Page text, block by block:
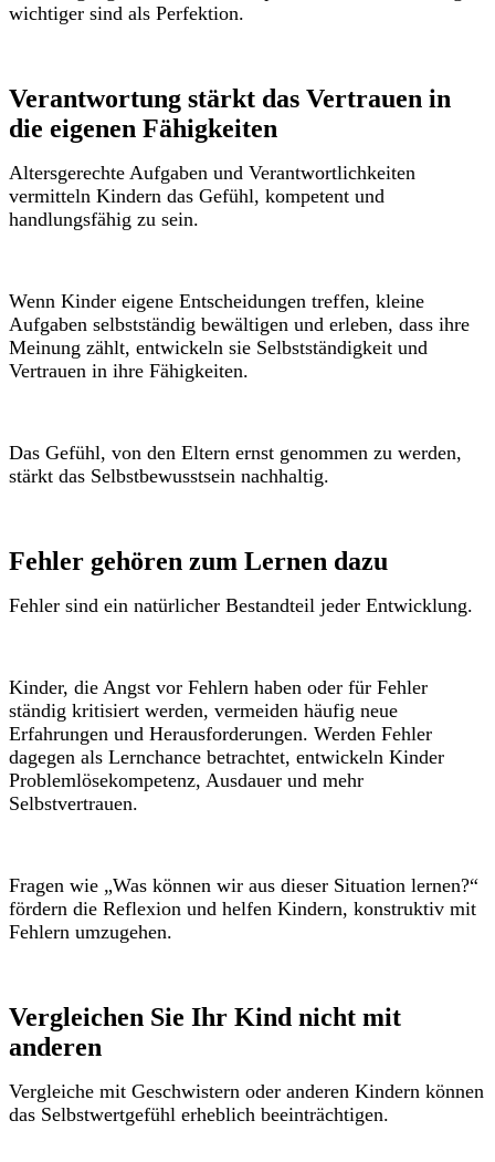
wichtiger sind als Perfektion.
Verantwortung stärkt das Vertrauen in
die eigenen Fähigkeiten
Altersgerechte Aufgaben und Verantwortlichkeiten
vermitteln Kindern das Gefühl, kompetent und
handlungsfähig zu sein.
Wenn Kinder eigene Entscheidungen treffen, kleine
Aufgaben selbstständig bewältigen und erleben, dass ihre
Meinung zählt, entwickeln sie Selbstständigkeit und
Vertrauen in ihre Fähigkeiten.
Das Gefühl, von den Eltern ernst genommen zu werden,
stärkt das Selbstbewusstsein nachhaltig.
Fehler gehören zum Lernen dazu
Fehler sind ein natürlicher Bestandteil jeder Entwicklung.
Kinder, die Angst vor Fehlern haben oder für Fehler
ständig kritisiert werden, vermeiden häufig neue
Erfahrungen und Herausforderungen. Werden Fehler
dagegen als Lernchance betrachtet, entwickeln Kinder
Problemlösekompetenz, Ausdauer und mehr
Selbstvertrauen.
Fragen wie „Was können wir aus dieser Situation lernen?“
fördern die Reflexion und helfen Kindern, konstruktiv mit
Fehlern umzugehen.
Vergleichen Sie Ihr Kind nicht mit
anderen
Vergleiche mit Geschwistern oder anderen Kindern können
das Selbstwertgefühl erheblich beeinträchtigen.